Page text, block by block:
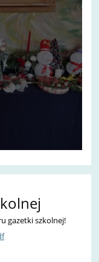
gazetki szkolnej!